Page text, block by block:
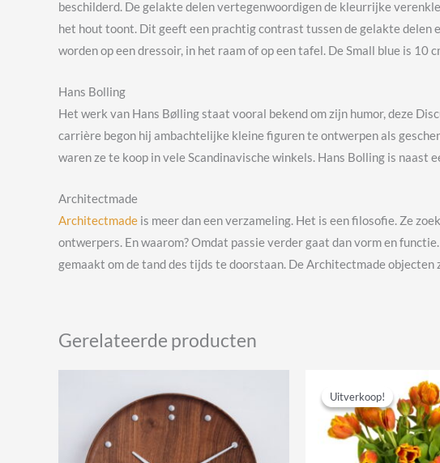
beschilderd. De gelakte delen vertegenwoordigen de kleurrijke
het hout toont. Dit geeft een prachtig contrast tussen de gelakte delen
worden op een dressoir, in het raam of op een tafel. De Small blue is 10
Hans Bolling
Het werk van Hans Bølling staat vooral bekend om zijn humor, deze
carrière begon hij ambachtelijke kleine figuren te ontwerpen als
waren ze te koop in vele Scandinavische winkels. Hans Bolling is
Architectmade
Architectmade is meer dan een verzameling. Het is een filosofie. Ze
ontwerpers. En waarom? Omdat passie verder gaat dan vorm en
gemaakt om de tand des tijds te doorstaan. De Architectmade
Gerelateerde producten
Uitverkoop!
Uitverkoop!